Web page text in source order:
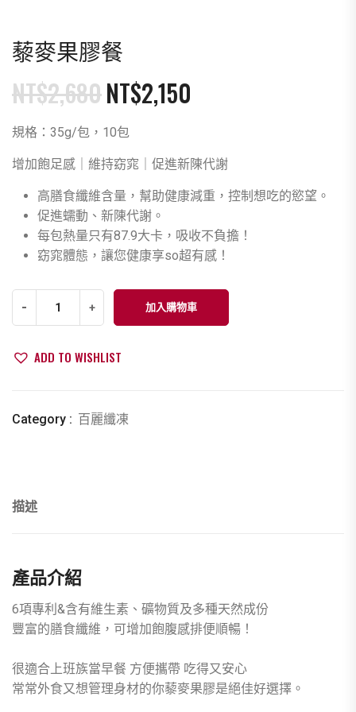
藜麥果膠餐
NT$2,680
原
始
價
格：
NT$2,150
目
前
價
格：
規格：35g/包，10包
增加飽足感｜維持窈窕｜促進新陳代謝
高膳食纖維含量，幫助健康減重，控制想吃的慾望。
促進蠕動、新陳代謝。
每包熱量只有87.9大卡，吸收不負擔！
窈窕體態，讓您健康享so超有感！
膠
- + 加入購物車
ADD TO WISHLIST
Category : 百麗纖凍
描述
產品介紹
6項專利&含有維生素、礦物質及多種天然成份
豐富的膳食纖維，可增加飽腹感排便順暢！
很適合上班族當早餐 方便攜帶 吃得又安心
常常外食又想管理身材的你藜麥果膠是絕佳好選擇。